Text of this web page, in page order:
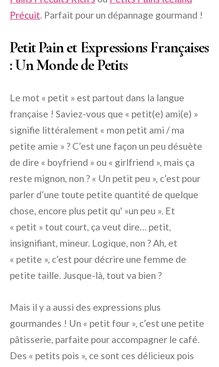
Précuit. Parfait pour un dépannage gourmand !
Petit Pain et Expressions Françaises
: Un Monde de Petits
Le mot « petit » est partout dans la langue
française ! Saviez-vous que « petit(e) ami(e) »
signifie littéralement « mon petit ami / ma
petite amie » ? C’est une façon un peu désuète
de dire « boyfriend » ou « girlfriend », mais ça
reste mignon, non ? « Un petit peu », c’est pour
parler d’une toute petite quantité de quelque
chose, encore plus petit qu' »un peu ». Et
« petit » tout court, ça veut dire… petit,
insignifiant, mineur. Logique, non ? Ah, et
« petite », c’est pour décrire une femme de
petite taille. Jusque-là, tout va bien ?
Mais il y a aussi des expressions plus
gourmandes ! Un « petit four », c’est une petite
pâtisserie, parfaite pour accompagner le café.
Des « petits pois », ce sont ces délicieux pois